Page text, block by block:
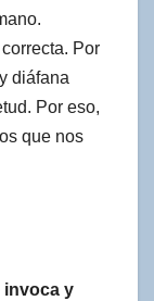
Por
diáfana
Por eso,
que nos
invoca y